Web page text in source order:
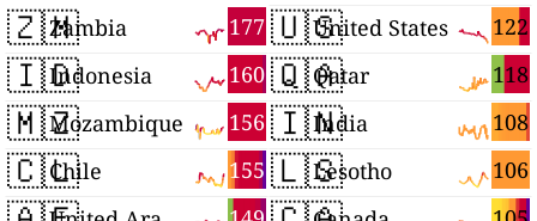
🇿🇲 177
Zambia
🇮🇩 160
Indonesia
🇲🇿 156
Mozambique
🇨🇱 155
Chile
🇺🇸 122
United States
🇶🇦 118
Qatar
🇮🇳 108
India
🇱🇸 106
Lesotho